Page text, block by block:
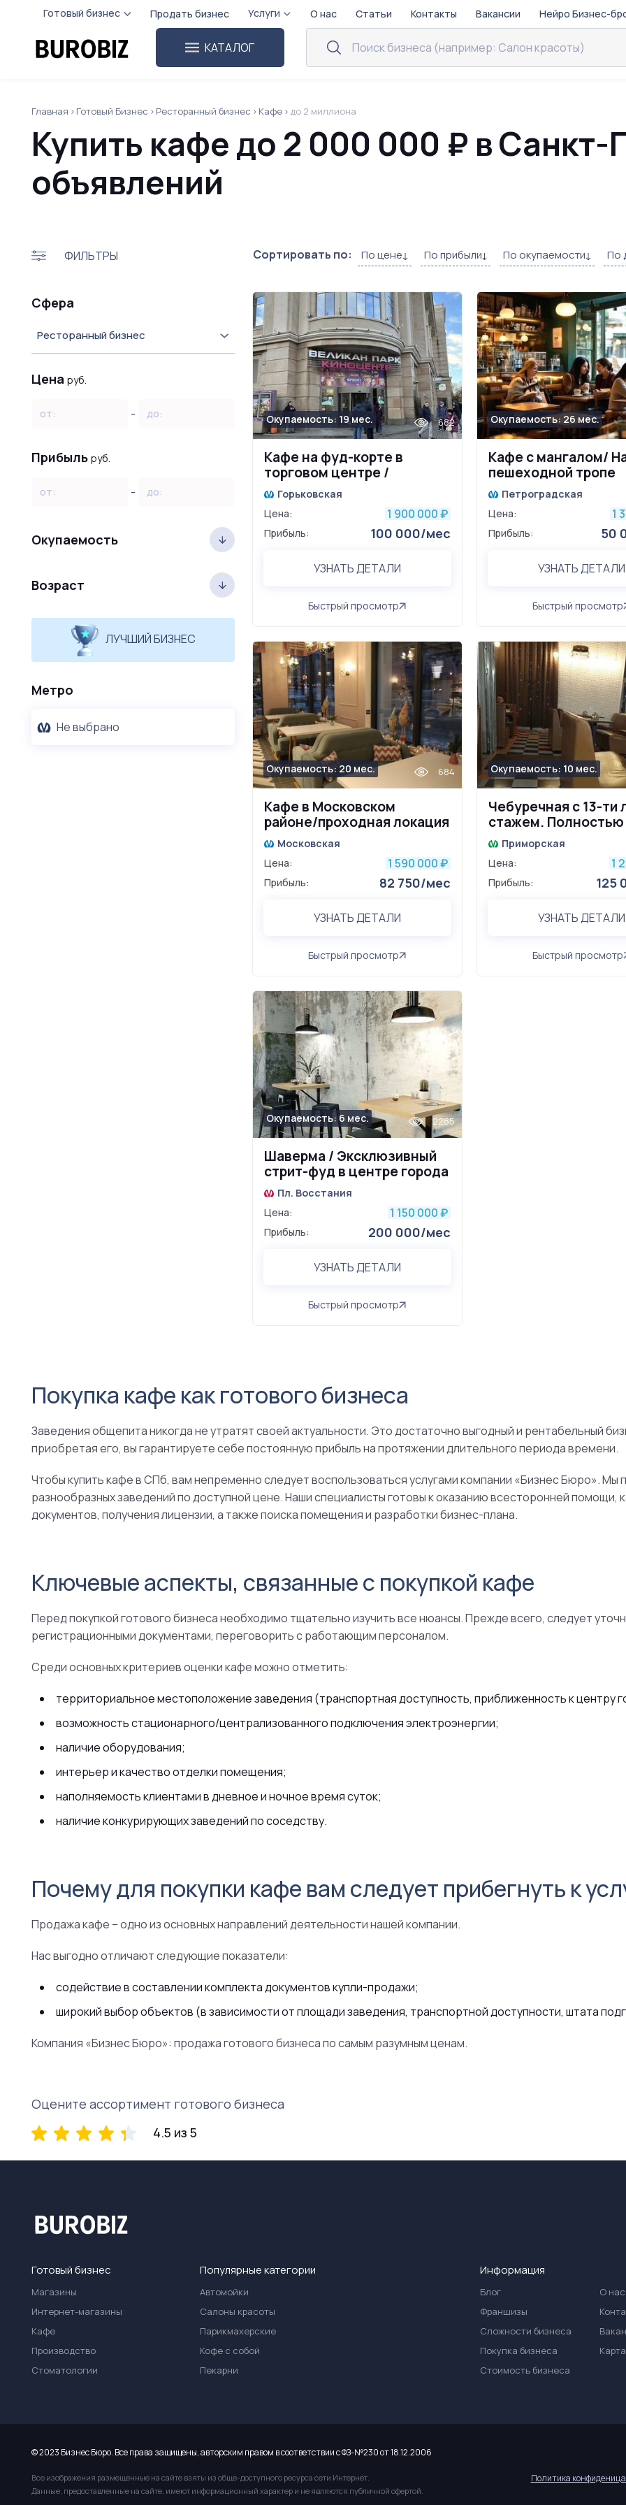
Готовый бизнес Продать бизнес Услуги О нас Статьи Контакты Вакансии Нейро Бизнес-
КАТАЛОГ
Главная Готовый Бизнес Ресторанный бизнес Кафе до 2 миллиона
Купить кафе до 2 000 000 ₽ в Санкт-
объявлений
ФИЛЬТРЫ Сортировать по: По цене По прибыли По окупаемости По
Сфера
Ресторанный бизнес
Цена руб.
от: - до:
Прибыль руб.
от: - до:
Окупаемость
Возраст
ЛУЧШИЙ БИЗНЕС
Метро
Не выбрано
Кафе на фуд-корте в
торговом центре /
Доставка + живой трафик
Окупаемость: 19 мес. 682
Горьковская
Цена:
1 900 000 ₽
Прибыль: 100 000/мес
УЗНАТЬ ДЕТАЛИ
Быстрый просмотр
Кафе с мангалом/
пешеходной тропе
Окупаемость: 26 мес.
Петроградская
Цена:
1
Прибыль: 50
УЗНАТЬ ДЕТАЛИ
Быстрый просмотр
Кафе в Московском
районе/проходная локация
Окупаемость: 20 мес. 684
Московская
Цена:
1 590 000 ₽
Прибыль: 82 750/мес
УЗНАТЬ ДЕТАЛИ
Быстрый просмотр
Чебуречная с 13-ти
стажем. Полностью
укомплектованный
Окупаемость: 10 мес.
Приморская
Цена:
1
Прибыль: 125
УЗНАТЬ ДЕТАЛИ
Быстрый просмотр
Шаверма / Эксклюзивный
стрит-фуд в центре города
Окупаемость: 6 мес. 2285
Пл. Восстания
Цена:
1 150 000 ₽
Прибыль: 200 000/мес
УЗНАТЬ ДЕТАЛИ
Быстрый просмотр
Покупка кафе как готового бизнеса
Заведения общепита никогда не утратят своей актуальности. Это достаточно выгодный и рентабельный
приобретая его, вы гарантируете себе постоянную прибыль на протяжении длительного периода времени.
Чтобы купить кафе в СПб, вам непременно следует воспользоваться услугами компании «Бизнес Бюро».
разнообразных заведений по доступной цене. Наши специалисты готовы к оказанию всесторонней
документов, получения лицензии, а также поиска помещения и разработки бизнес-плана.
Ключевые аспекты, связанные с покупкой кафе
Перед покупкой готового бизнеса необходимо тщательно изучить все нюансы. Прежде всего, следует
регистрационными документами, переговорить с работающим персоналом.
Среди основных критериев оценки кафе можно отметить:
территориальное местоположение заведения (транспортная доступность, приближенность к центру
возможность стационарного/централизованного подключения электроэнергии;
наличие оборудования;
интерьер и качество отделки помещения;
наполняемость клиентами в дневное и ночное время суток;
наличие конкурирующих заведений по соседству.
Почему для покупки кафе вам следует прибегнуть к
Продажа кафе – одно из основных направлений деятельности нашей компании.
Нас выгодно отличают следующие показатели:
содействие в составлении комплекта документов купли-продажи;
широкий выбор объектов (в зависимости от площади заведения, транспортной доступности, штата
Компания «Бизнес Бюро»: продажа готового бизнеса по самым разумным ценам.
Оцените ассортимент готового бизнеса
4.5 из 5
Готовый бизнес
Магазины
Интернет-магазины
Кафе
Производство
Стоматологии
Популярные категории
Автомойки
Салоны красоты
Парикмахерские
Кофе с собой
Пекарни
Информация
Блог
Франшизы
Сложности бизнеса
Покупка бизнеса
Стоимость бизнеса
О нас
© 2023 Бизнес Бюро. Все права защищены, авторским правом в соответствии с ФЗ-№230 от 18.12.2006
Все изображения размещенные на сайте взяты из обще-доступного ресурса сети Интернет.
Данные, предоставленные на сайте, имеют информационный характер и не являются публичной офертой.
Политика